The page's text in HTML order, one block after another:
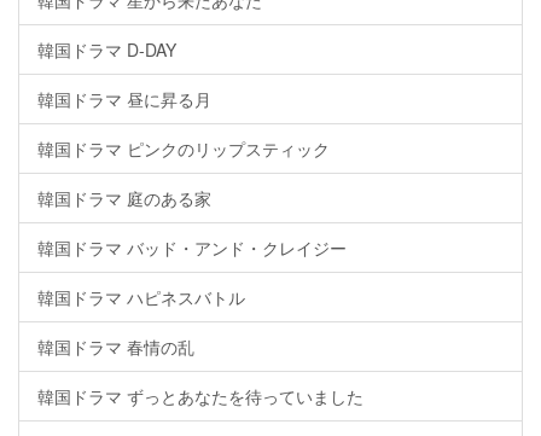
韓国ドラマ D-DAY
韓国ドラマ 昼に昇る月
韓国ドラマ ピンクのリップスティック
韓国ドラマ 庭のある家
韓国ドラマ バッド・アンド・クレイジー
韓国ドラマ ハピネスバトル
韓国ドラマ 春情の乱
韓国ドラマ ずっとあなたを待っていました